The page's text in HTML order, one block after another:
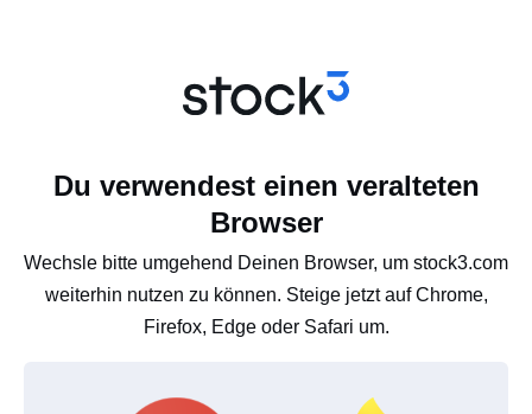
Du verwendest einen veralteten
Browser
Wechsle bitte umgehend Deinen Browser, um stock3.com
weiterhin nutzen zu können. Steige jetzt auf Chrome,
Firefox, Edge oder Safari um.